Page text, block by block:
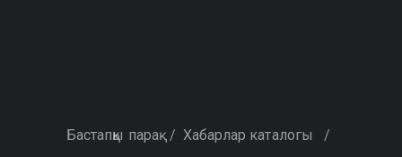
Бастапқы парақ / Хабарлар каталогы /